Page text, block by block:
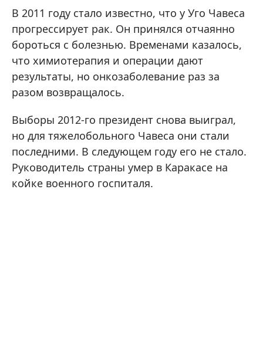
В 2011 году стало известно, что у Уго Чавеса
прогрессирует рак. Он принялся отчаянно
бороться с болезнью. Временами казалось,
что химиотерапия и операции дают
результаты, но онкозаболевание раз за
разом возвращалось.
Выборы 2012-го президент снова выиграл,
но для тяжелобольного Чавеса они стали
последними. В следующем году его не стало.
Руководитель страны умер в Каракасе на
койке военного госпиталя.